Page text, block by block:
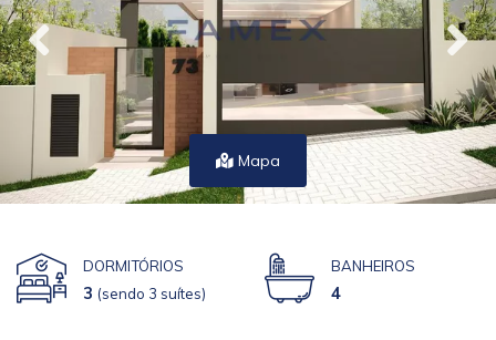
Mapa
DORMITÓRIOS
3 (sendo 3 suítes)
BANHEIROS
4